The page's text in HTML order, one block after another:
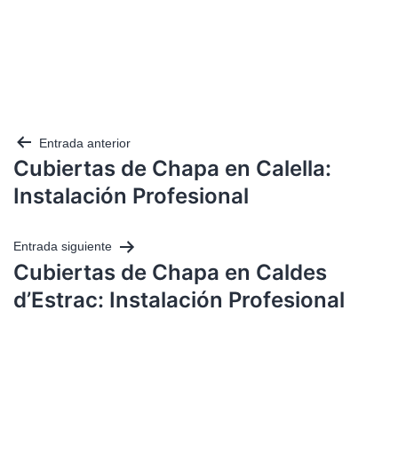
Entrada anterior
Cubiertas de Chapa en Calella:
Instalación Profesional
Entrada siguiente
Cubiertas de Chapa en Caldes
d’Estrac: Instalación Profesional